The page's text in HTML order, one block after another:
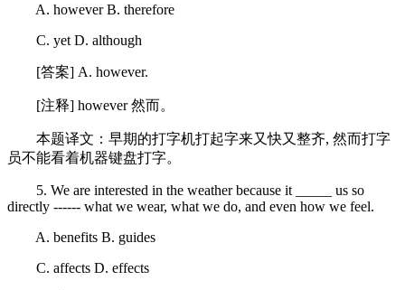
A. however B. therefore
C. yet D. although
[答案] A. however.
[注释] however 然而。
本题译文：早期的打字机打起字来又快又整齐, 然而打字
员不能看着机器键盘打字。
5. We are interested in the weather because it _____ us so
directly ------ what we wear, what we do, and even how we feel.
A. benefits B. guides
C. affects D. effects